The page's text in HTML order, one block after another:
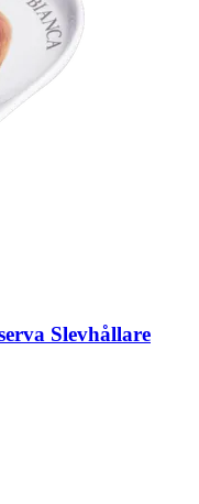
Slevhållare